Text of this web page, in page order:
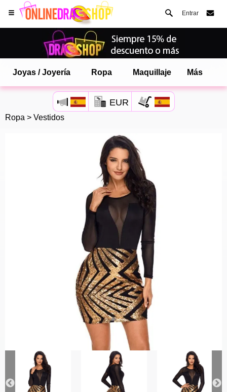
Entrar
Joyas / Joyería Ropa Maquillaje Más
EUR
Ropa > VestidosAbre tu menú de Safari.
y toca AÑADIR A LA PANTALLA DE INICIO
onlinedragshop ahora está instalado como APLICACIÓN